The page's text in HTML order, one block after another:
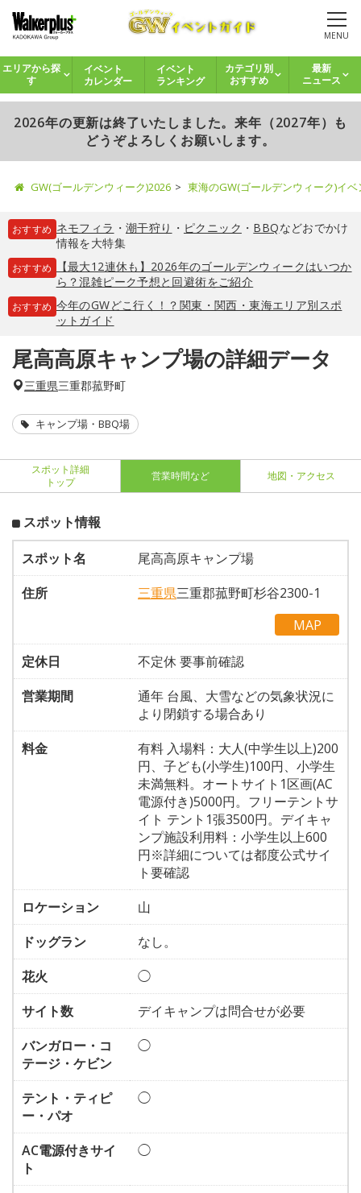
MENU
エリアから探
す
イベント
カレンダー
イベント
ランキング
カテゴリ別
おすすめ
最新
ニュース
2026年の更新は終了いたしました。来年（2027年）も
どうぞよろしくお願いします。
GW(ゴールデンウィーク)2026 東海のGW(ゴールデンウィーク)イ
おすすめ ネモフィラ ・ 潮干狩り ・ ピクニック ・ BBQなどおでかけ
情報を大特集
おすすめ
【最大12連休も】2026年のゴールデンウィークはいつか
ら？混雑ピーク予想と回避術をご紹介
おすすめ 今年のGWどこ行く！？関東・関西・東海エリア別スポ
ットガイド
尾高高原キャンプ場の詳細データ
三重県三重郡菰野町
キャンプ場・BBQ場
スポット詳細
トップ
営業時間など 地図・アクセス
スポット情報
スポット名
尾高高原キャンプ場
住所
三重県三重郡菰野町杉谷2300-1
MAP
定休日
不定休 要事前確認
営業期間
通年 台風、大雪などの気象状況に
より閉鎖する場合あり
料金
有料 入場料：大人(中学生以上)200
円、子ども(小学生)100円、小学生
未満無料。オートサイト1区画(AC
電源付き)5000円。フリーテントサ
イト テント1張3500円。デイキャ
ンプ施設利用料：小学生以上600
円※詳細については都度公式サイ
ト要確認
ロケーション
山
ドッグラン
なし。
花火
◯
サイト数
デイキャンプは問合せが必要
バンガロー・コ
テージ・ケビン
◯
テント・ティピ
ー・パオ
◯
AC電源付きサイ
ト
◯